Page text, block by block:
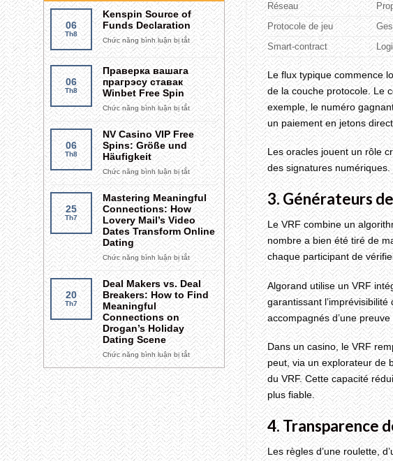
06
Th8
Kenspin Source of
Funds Declaration
Chức năng bình luận bị tắtở
Kenspin
Source
of
Funds
Declaration
06
Th8
Праверка вашага
прагрэсу ставак
Winbet Free Spin
Chức năng bình luận bị tắtở
Праверка
вашага
прагрэсу
ставак
Winbet
Free
Spin
06
Th8
NV Casino VIP Free
Spins: Größe und
Häufigkeit
Chức năng bình luận bị tắtở
NV
Casino
VIP
Free
Spins:
Größe
und
Häufigkeit
25
Th7
Mastering Meaningful
Connections: How
Lovery Mail’s Video
Dates Transform Online
Dating
Chức năng bình luận bị tắtở
Mastering
Meaningful
Connections:
How
Lovery
Mail’s
Video
Dates
Transform
Online
Dating
20
Th7
Deal Makers vs. Deal
Breakers: How to Find
Meaningful
Connections on
Drogan’s Holiday
Dating Scene
Chức năng bình luận bị tắtở
Deal
Makers
vs.
Deal
Breakers:
How
to
Find
Meaningful
Réseau
Protocole de jeu
Smart‑contract
Le flux typique commence
de la couche protocole. Le
exemple, le numéro
un paiement en jetons
Les oracles jouent un rôle
des signatures
3. Générateurs
Le VRF combine un
nombre a bien été tiré de
chaque participant de
Algorand utilise un VRF
garantissant
accompagnés d’une
Dans un casino, le VRF
peut, via un explorateur de
du VRF. Cette capacité
plus fiable.
4. Transparence
Les règles d’une roulette,